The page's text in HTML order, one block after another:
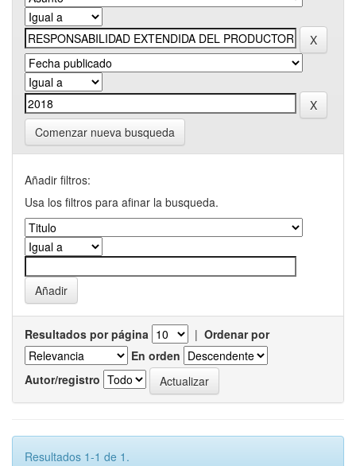
Comenzar nueva busqueda
Añadir filtros:
Usa los filtros para afinar la busqueda.
Resultados por página | Ordenar por
En orden
Autor/registro
Resultados 1-1 de 1.